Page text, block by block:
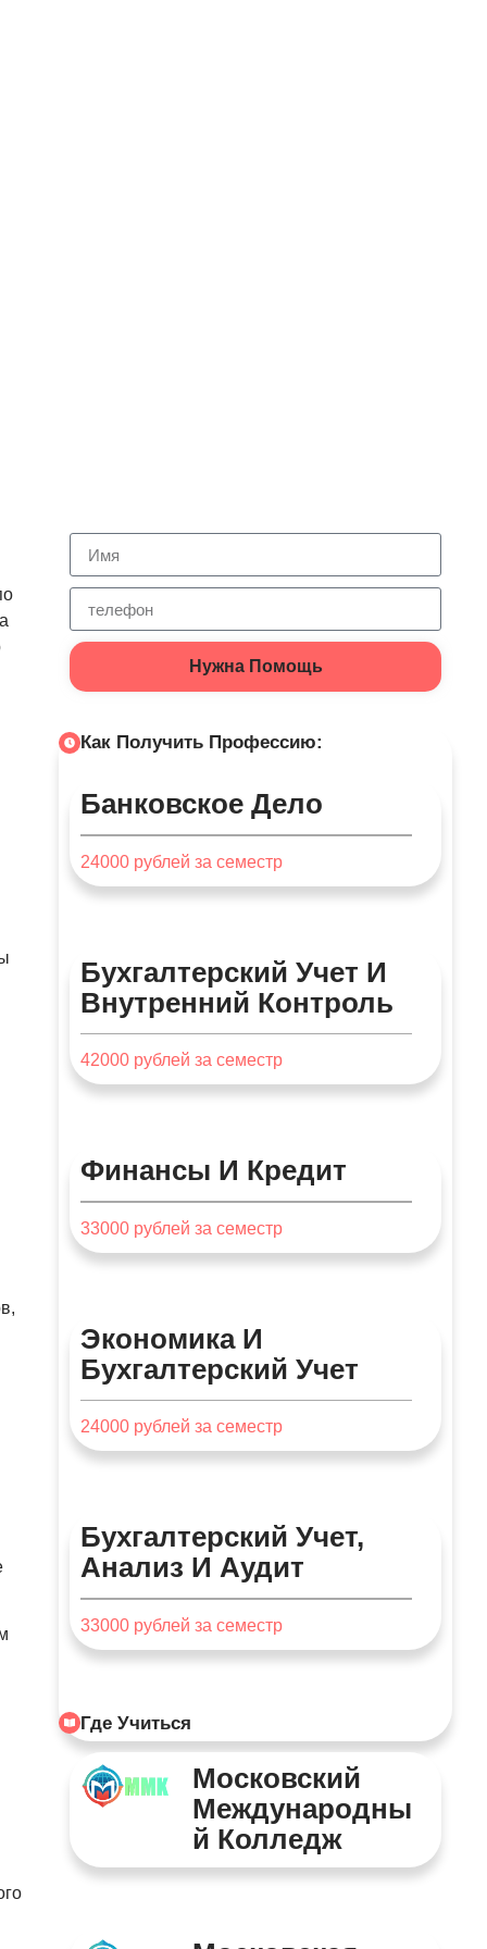
Нужна Помощь
Как Получить Профессию:
Банковское Дело
24000 рублей за семестр
Бухгалтерский Учет И
Внутренний Контроль
42000 рублей за семестр
Финансы И Кредит
33000 рублей за семестр
Экономика И
Бухгалтерский Учет
24000 рублей за семестр
Бухгалтерский Учет,
Анализ И Аудит
33000 рублей за семестр
Где Учиться
Московский
Международны
Й Колледж